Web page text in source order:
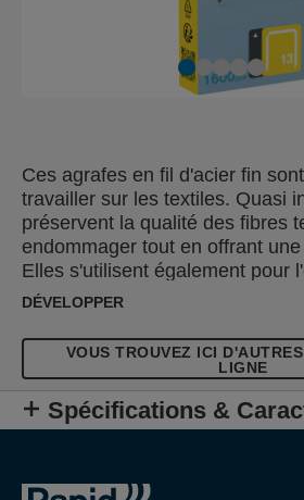
Ces agrafes en fil d'acier fin
travailler sur les textiles. Quasi
préservent la qualité des fibres
endommager tout en offrant
Elles s'utilisent également pour
tiges sont découpées avec
DÉVELOPPER
VOUS TROUVEZ ICI
LIGNE
Spécifications &